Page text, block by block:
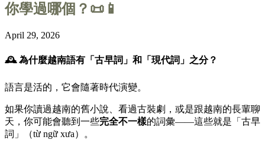
你學過哪個？📜📱
April 29, 2026
🕰️ 為什麼越南語有「古早詞」和「現代詞」之分？
語言是活的，它會隨著時代演變。
如果你讀過越南的舊小說、看過古裝劇，或是跟越南的長輩聊
天，你可能會聽到一些完全不一樣的詞彙——這些就是「古早
詞」（từ ngữ xưa）。